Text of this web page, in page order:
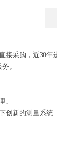
接采购，近30年
务。
。
创新的测量系统